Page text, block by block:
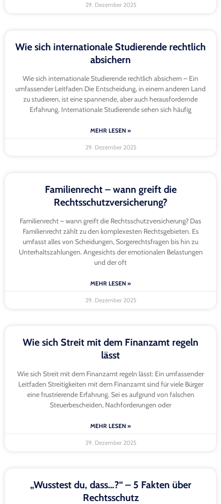
29. Dezember 2025
Wie sich internationale Studierende rechtlich
absichern
Wie sich internationale Studierende rechtlich absichern – Ein
umfassender Leitfaden Die Entscheidung, in einem anderen Land
zu studieren, ist eine spannende, aber auch herausfordernde
Erfahrung. Internationale Studierende sehen sich häufig
MEHR LESEN »
29. Dezember 2025
Familienrecht – wann greift die
Rechtsschutzversicherung?
Familienrecht – wann greift die Rechtsschutzversicherung? Das
Familienrecht zählt zu den komplexesten Rechtsgebieten. Es
umfasst alles von Scheidungen, Sorgerechtsfragen bis hin zu
Unterhaltszahlungen. Angesichts der emotionalen Belastungen
und der oft
MEHR LESEN »
29. Dezember 2025
Wie sich Streit mit dem Finanzamt regeln
lässt
Wie sich Streit mit dem Finanzamt regeln lässt: Ein umfassender
Leitfaden Streitigkeiten mit dem Finanzamt sind für viele Bürger
eine frustrierende Erfahrung. Sei es aufgrund von falschen
Steuerbescheiden, Nachforderungen oder
MEHR LESEN »
29. Dezember 2025
„Wusstest du, dass…?“ – 5 Fakten über
Rechtsschutz